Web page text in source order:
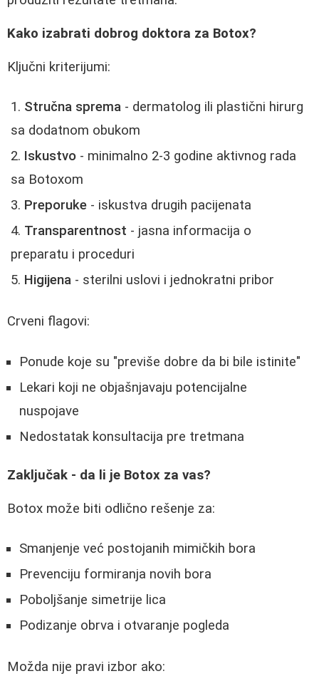
Kako izabrati dobrog doktora za Botox?
Ključni kriterijumi:
Stručna sprema - dermatolog ili plastični hirurg
sa dodatnom obukom
Iskustvo - minimalno 2-3 godine aktivnog rada
sa Botoxom
Preporuke - iskustva drugih pacijenata
Transparentnost - jasna informacija o
preparatu i proceduri
Higijena - sterilni uslovi i jednokratni pribor
Crveni flagovi:
Ponude koje su "previše dobre da bi bile istinite"
Lekari koji ne objašnjavaju potencijalne
nuspojave
Nedostatak konsultacija pre tretmana
Zaključak - da li je Botox za vas?
Botox može biti odlično rešenje za:
Smanjenje već postojanih mimičkih bora
Prevenciju formiranja novih bora
Poboljšanje simetrije lica
Podizanje obrva i otvaranje pogleda
Možda nije pravi izbor ako: